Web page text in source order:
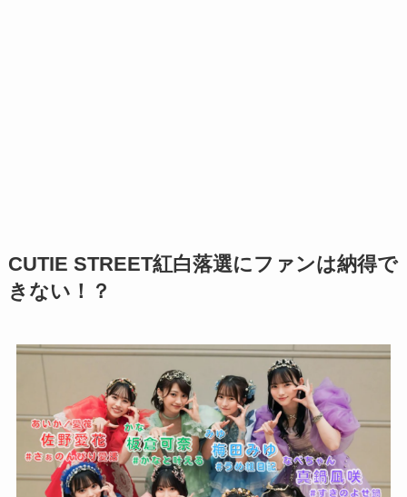
CUTIE STREET紅白落選にファンは納得で
きない！？